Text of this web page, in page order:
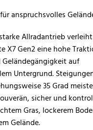
anspruchsvolles
Allradantrieb
X7 Gen2 eine hohe
auf
Untergrund.
35 Grad
sicher und
Gras, lockerem
Gelände.